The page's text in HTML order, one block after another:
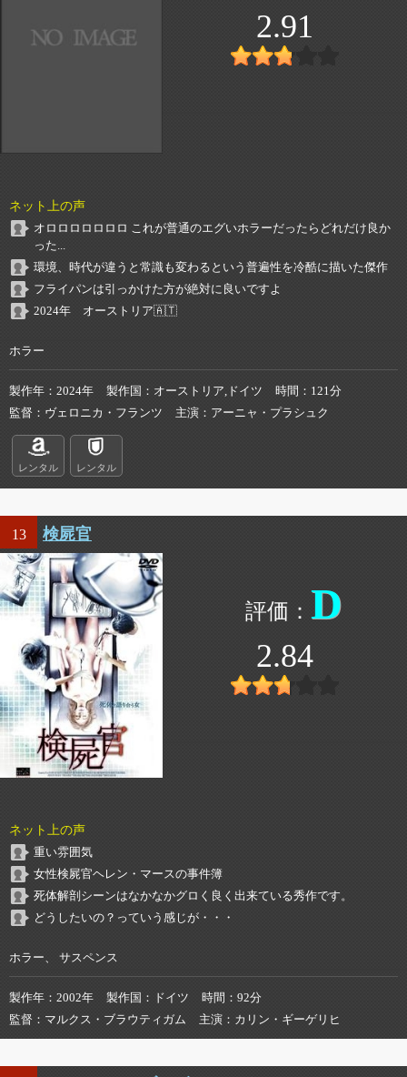
2.91
ネット上の声
オロロロロロロロ これが普通のエグいホラーだったらどれだけ良か
った...
環境、時代が違うと常識も変わるという普遍性を冷酷に描いた傑作
フライパンは引っかけた方が絶対に良いですよ
2024年 オーストリア🇦🇹
ホラー
製作年 2024年 製作国 オーストリア,ドイツ 時間
121分
監督
ヴェロニカ・フランツ 主演 アーニャ・プラシュク
レンタル レンタル
13 検屍官
D
2.84
ネット上の声
重い雰囲気
女性検屍官ヘレン・マースの事件簿
死体解剖シーンはなかなかグロく良く出来ている秀作です。
どうしたいの？っていう感じが・・・
ホラー、 サスペンス
製作年 2002年 製作国 ドイツ 時間
92分
監督
マルクス・ブラウティガム 主演 カリン・ギーゲリヒ